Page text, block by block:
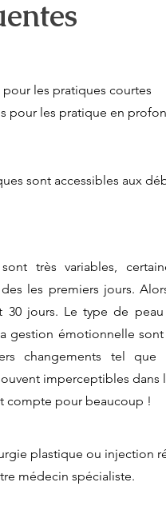
pour les pratiques courtes
pour les pratique en
sont accessibles aux
très variables,
les premiers jours.
30 jours. Le type de
gestion émotionnelle
changements tel que
imperceptibles dans
compte pour beaucoup !
plastique ou injection
médecin spécialiste.